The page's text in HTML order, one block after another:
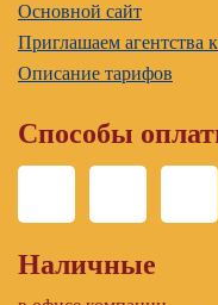
Основной сайт
Приглашаем агентства
Описание тарифов
Способы
Наличные